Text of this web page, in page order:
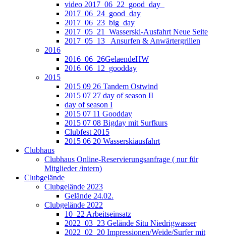
video 2017_06_22_good_day_
2017_06_24_good_day
2017_06_23_big_day
2017_05_21_Wasserski-Ausfahrt Neue Seite
2017_05_13_ Ansurfen & Anwärtergrillen
2016
2016_06_26GelaendeHW
2016_06_12_goodday
2015
2015 09 26 Tandem Ostwind
2015 07 27 day of season II
day of season I
2015 07 11 Goodday
2015 07 08 Bigday mit Surfkurs
Clubfest 2015
2015 06 20 Wasserskiausfahrt
Clubhaus
Clubhaus Online-Reservierungsanfrage ( nur für
Mitglieder /intern)
Clubgelände
Clubgelände 2023
Gelände 24.02.
Clubgelände 2022
10_22 Arbeitseinsatz
2022_03_23 Gelände Situ Niedrigwasser
2022_02_20 Impressionen/Weide/Surfer mit